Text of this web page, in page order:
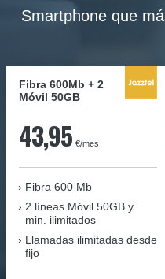
Smartphone que
Fibra 600Mb + 2
Móvil 50GB
43,95 €/mes
Fibra 600 Mb
2 líneas Móvil 50GB y
min. ilimitados
Llamadas ilimitadas desde
fijo